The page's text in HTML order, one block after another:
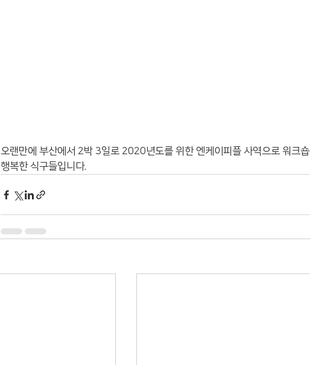
오랜만에 부산에서 2박 3일로 2020년도를 위한 엔케이피플 사역으로 워크
행복한 식구들입니다.